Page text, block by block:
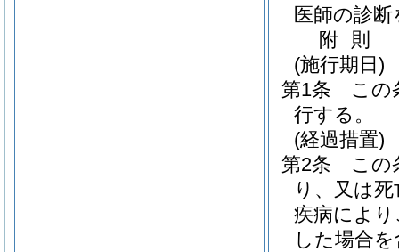
医師の診
附 則
(施行期日)
第1条
この
行する。
(経過措置)
第2条
この
り、又は
疾病によ
した場合